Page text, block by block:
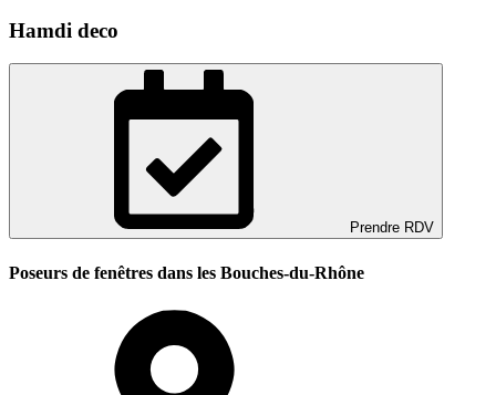
Hamdi deco
Prendre RDV
Poseurs de fenêtres dans les Bouches-du-Rhône